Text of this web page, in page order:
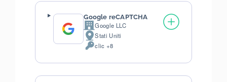
Google reCAPTCHA
Azienda:Google LLC
Luogo
del
Stati Uniti
Dati
trattati:
clic +8